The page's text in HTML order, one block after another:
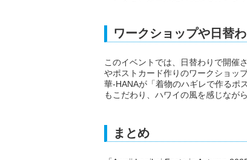
ワークショップや日替
このイベントでは、日替わりで開催
やポストカード作りのワークショッ
華-HANAが「着物のハギレで作るポ
もこだわり、ハワイの風を感じなが
まとめ